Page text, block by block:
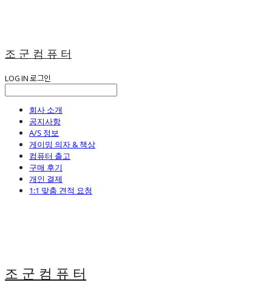
조 군 컴 퓨 터
LOG IN로그인
회사 소개
공지사항
A/S 정보
게이밍 의자 & 책상
컴퓨터 출고
구매 후기
개인 결제
1:1 맞춤 견적 요청
조 군 컴 퓨 터